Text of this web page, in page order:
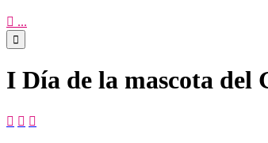
 ...

I Día de la mascota del
  